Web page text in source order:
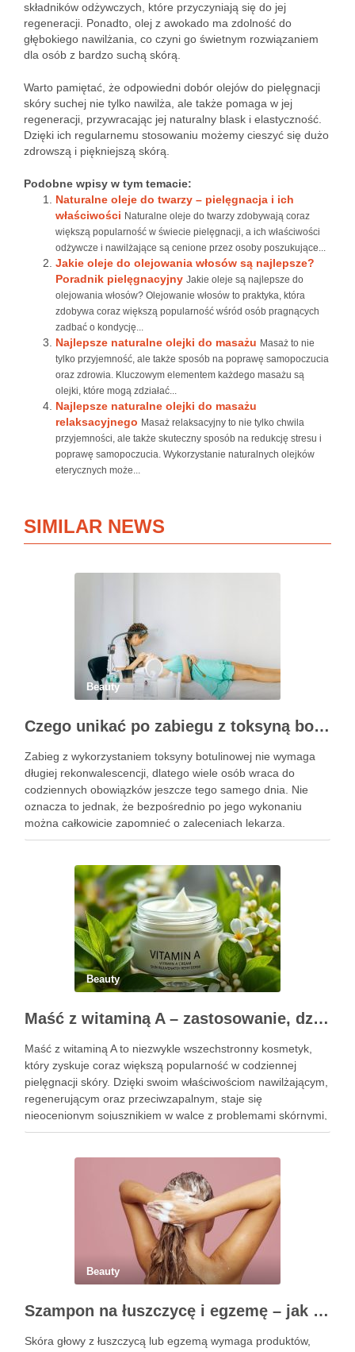
składników odżywczych, które przyczyniają się do jej
regeneracji. Ponadto, olej z awokado ma zdolność do
głębokiego nawilżania, co czyni go świetnym rozwiązaniem
dla osób z bardzo suchą skórą.
Warto pamiętać, że odpowiedni dobór olejów do pielęgnacji
skóry suchej nie tylko nawilża, ale także pomaga w jej
regeneracji, przywracając jej naturalny blask i elastyczność.
Dzięki ich regularnemu stosowaniu możemy cieszyć się dużo
zdrowszą i piękniejszą skórą.
Podobne wpisy w tym temacie:
Naturalne oleje do twarzy – pielęgnacja i ich
właściwości Naturalne oleje do twarzy zdobywają coraz
większą popularność w świecie pielęgnacji, a ich właściwości
odżywcze i nawilżające są cenione przez osoby poszukujące...
Jakie oleje do olejowania włosów są najlepsze?
Poradnik pielęgnacyjny Jakie oleje są najlepsze do
olejowania włosów? Olejowanie włosów to praktyka, która
zdobywa coraz większą popularność wśród osób pragnących
zadbać o kondycję...
Najlepsze naturalne olejki do masażu Masaż to nie
tylko przyjemność, ale także sposób na poprawę samopoczucia
oraz zdrowia. Kluczowym elementem każdego masażu są
olejki, które mogą zdziałać...
Najlepsze naturalne olejki do masażu
relaksacyjnego Masaż relaksacyjny to nie tylko chwila
przyjemności, ale także skuteczny sposób na redukcję stresu i
poprawę samopoczucia. Wykorzystanie naturalnych olejków
eterycznych może...
SIMILAR NEWS
Beauty
Czego unikać po zabiegu z toksyną botulinową?
Zabieg z wykorzystaniem toksyny botulinowej nie wymaga
długiej rekonwalescencji, dlatego wiele osób wraca do
codziennych obowiązków jeszcze tego samego dnia. Nie
oznacza to jednak, że bezpośrednio po jego wykonaniu
można całkowicie zapomnieć o zaleceniach lekarza.
Pierwsze godziny i dni po zabiegu mają znaczenie dla
Beauty
Maść z witaminą A – zastosowanie, działanie i bezpieczeństwo stosowania
Maść z witaminą A to niezwykle wszechstronny kosmetyk,
który zyskuje coraz większą popularność w codziennej
pielęgnacji skóry. Dzięki swoim właściwościom nawilżającym,
regenerującym oraz przeciwzapalnym, staje się
nieocenionym sojusznikiem w walce z problemami skórnymi,
takimi jak zmarszczki, trądzik czy podrażnienia. Jej działanie
Beauty
Szampon na łuszczycę i egzemę – jak świadomie dobierać produkty przy wrażliwej skórze głowy?
Skóra głowy z łuszczycą lub egzemą wymaga produktów,